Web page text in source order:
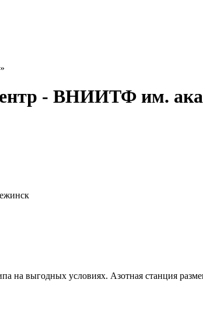
- ВНИИТФ им.
на выгодных условиях. Азотная станция